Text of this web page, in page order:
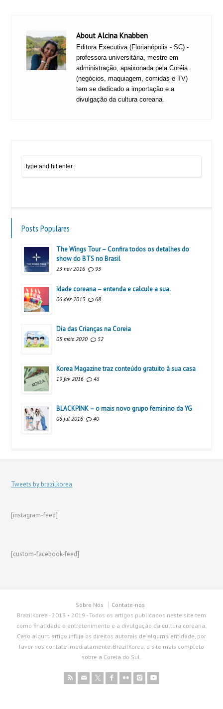
About Alcina Knabben
Editora Executiva (Florianópolis - SC) -
professora universitária, mestre em
administração, apaixonada pela Coréia
(negócios, maquiagem, comidas e TV)
tem se dedicado a importação e a
divulgação da cultura coreana.
Posts Populares
The Wings Tour – Confira todos os detalhes do
show do BTS no Brasil
23 nov 2016 93
Idade coreana – entenda e calcule a sua.
06 dez 2013 68
Dia das Crianças na Coreia
05 maio 2020 52
Korea Magazine traz conteúdo gratuito à sua casa
19 fev 2016 45
BLACKPINK – o mais novo grupo feminino da YG
06 jul 2016 40
Tweets by brazilkorea
[instagram-feed]
[custom-facebook-feed]
Sobre Nós
Contate-nos
BrazilKorea - 2013 • 2019 - Todos os artigos publicados neste site tem
como finalidade o entretenimento e a divulgação da cultura coreana.
Caso algum artigo inflija os direitos autorais de alguma entidade, por
favor nos contate imediatamente. BrazilKorea, o site mais completo
sobre a Coreia do Sul.